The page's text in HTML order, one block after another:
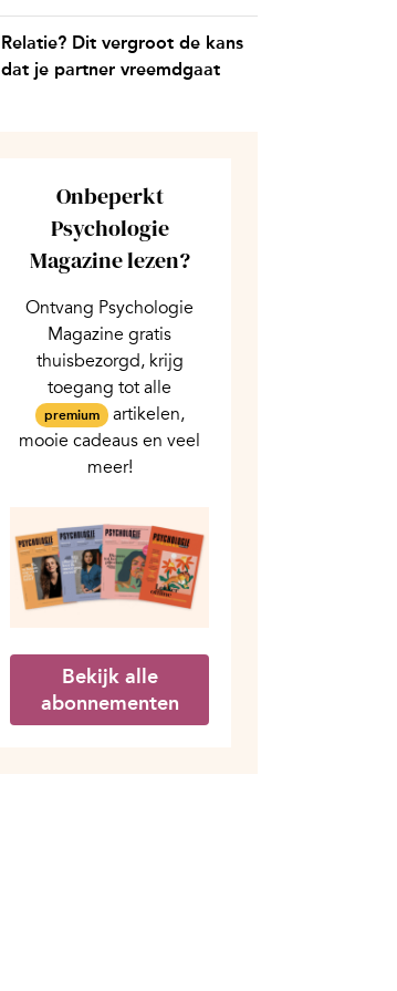
Relatie? Dit vergroot de kans
dat je partner vreemdgaat
Onbeperkt
Psychologie
Magazine lezen?
Ontvang Psychologie
Magazine gratis
thuisbezorgd, krijg
toegang tot alle
premium artikelen,
mooie cadeaus en veel
meer!
Bekijk alle
abonnementen